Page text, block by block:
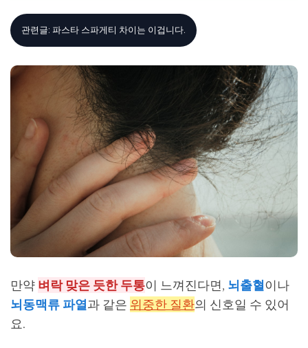
관련글: 파스타 스파게티 차이는 이겁니다.
만약 벼락 맞은 듯한 두통이 느껴진다면, 뇌출혈이나
뇌동맥류 파열과 같은 위중한 질환의 신호일 수 있어
요.